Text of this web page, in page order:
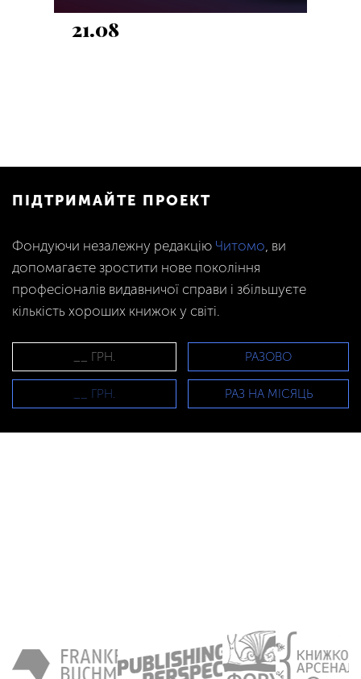
21.08
ПІДТРИМАЙТЕ ПРОЕКТ
Фондуючи незалежну редакцію Читомо, ви
допомагаєте зростити нове покоління
професіоналів видавничої справи і збільшуєте
кількість хороших книжок у світі.
РАЗОВО
РАЗ НА МІСЯЦЬ